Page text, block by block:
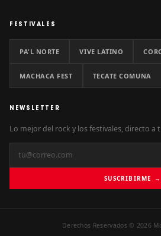
FESTIVALES
PA'L NORTE VIVE LATINO
MACHACA FEST TECATE COMUNA
NEWSLETTER
Lo mejor del rock y los festivales, directo a
SUSCRIBIRME →
Derechos Reservados © 2026